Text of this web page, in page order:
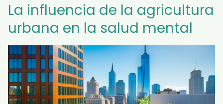
La influencia de la agricultura
urbana en la salud mental